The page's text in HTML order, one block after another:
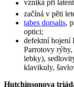
vzniká při
začíná v pěti
tabes dorsalis,
optici;
defektní hojení
Parrotovy
lebky),
klavikuly,
Hutchinsonova